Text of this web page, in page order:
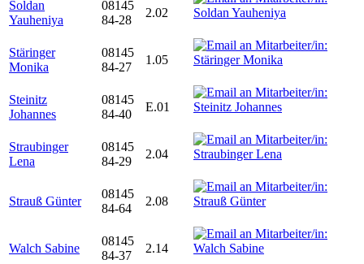
Soldan
Yauheniya
08145
84-28
2.02
Stäringer
Monika
08145
84-27
1.05
Steinitz
Johannes
08145
84-40
E.01
Straubinger
Lena
08145
84-29
2.04
Strauß Günter
08145
84-64
2.08
Walch Sabine
08145
84-37
2.14